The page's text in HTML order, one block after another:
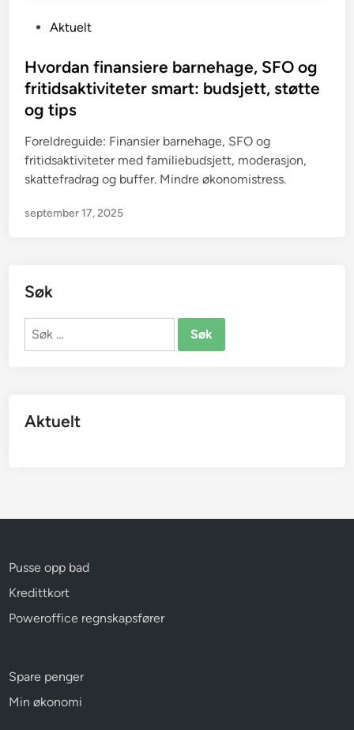
s
t
d
i
n
Aktuelt
Hvordan finansiere barnehage, SFO og
fritidsaktiviteter smart: budsjett, støtte
og tips
Foreldreguide: Finansier barnehage, SFO og
fritidsaktiviteter med familiebudsjett, moderasjon,
skattefradrag og buffer. Mindre økonomistress.
september 17, 2025
Søk
Søk
Aktuelt
Pusse opp bad
Kredittkort
Poweroffice regnskapsfører
Spare penger
Min økonomi